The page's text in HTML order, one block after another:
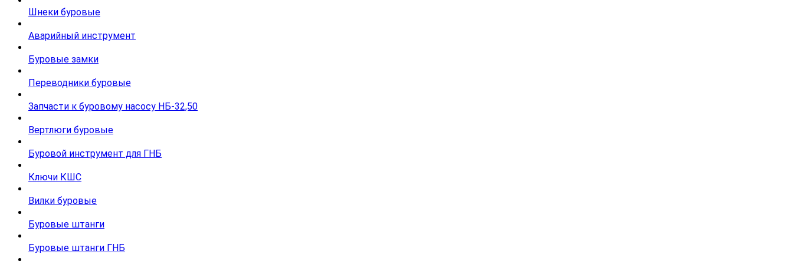
Шнеки буровые
Аварийный инструмент
Буровые замки
Переводники буровые
Запчасти к буровому насосу НБ-32,50
Вертлюги буровые
Буровой инструмент для ГНБ
Ключи КШС
Вилки буровые
Буровые штанги
Буровые штанги ГНБ